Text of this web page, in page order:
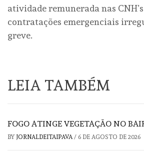
atividade remunerada nas
contratações emergenciais
greve.
LEIA TAMBÉM
FOGO ATINGE VEGETAÇÃO NO
BY JORNALDEITAIPAVA/ 6 DE AGOSTO DE 2026